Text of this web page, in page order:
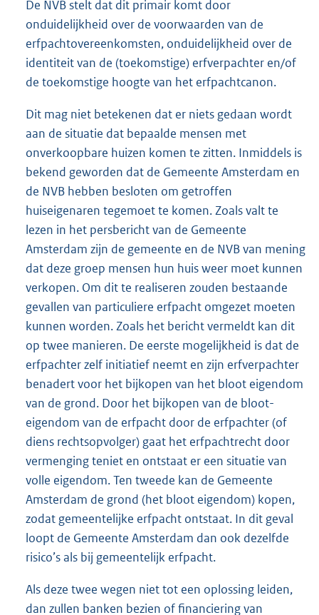
De NVB stelt dat dit primair komt door
onduidelijkheid over de voorwaarden van de
erfpachtovereenkomsten, onduidelijkheid over de
identiteit van de (toekomstige) erfverpachter en/of
de toekomstige hoogte van het erfpachtcanon.
Dit mag niet betekenen dat er niets gedaan wordt
aan de situatie dat bepaalde mensen met
onverkoopbare huizen komen te zitten. Inmiddels is
bekend geworden dat de Gemeente Amsterdam en
de NVB hebben besloten om getroffen
huiseigenaren tegemoet te komen. Zoals valt te
lezen in het persbericht van de Gemeente
Amsterdam zijn de gemeente en de NVB van mening
dat deze groep mensen hun huis weer moet kunnen
verkopen. Om dit te realiseren zouden bestaande
gevallen van particuliere erfpacht omgezet moeten
kunnen worden. Zoals het bericht vermeldt kan dit
op twee manieren. De eerste mogelijkheid is dat de
erfpachter zelf initiatief neemt en zijn erfverpachter
benadert voor het bijkopen van het bloot eigendom
van de grond. Door het bijkopen van de bloot-
eigendom van de erfpacht door de erfpachter (of
diens rechtsopvolger) gaat het erfpachtrecht door
vermenging teniet en ontstaat er een situatie van
volle eigendom. Ten tweede kan de Gemeente
Amsterdam de grond (het bloot eigendom) kopen,
zodat gemeentelijke erfpacht ontstaat. In dit geval
loopt de Gemeente Amsterdam dan ook dezelfde
risico’s als bij gemeentelijk erfpacht.
Als deze twee wegen niet tot een oplossing leiden,
dan zullen banken bezien of financiering van